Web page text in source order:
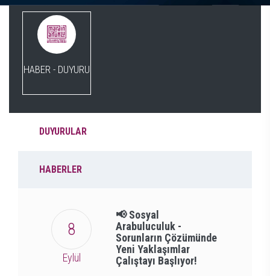
HABER - DUYURU
DUYURULAR
HABERLER
8
Eylül
📢 Sosyal
Arabuluculuk -
Sorunların Çözümünde
Yeni Yaklaşımlar
Çalıştayı Başlıyor!